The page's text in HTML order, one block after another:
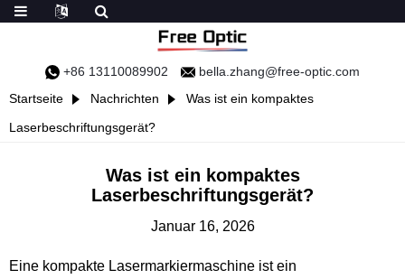
+86 13110089902
bella.zhang@free-optic.com
Startseite
Nachrichten
Was ist ein kompaktes
Laserbeschriftungsgerät?
Was ist ein kompaktes
Laserbeschriftungsgerät?
Januar 16, 2026
Eine kompakte Lasermarkiermaschine ist ein